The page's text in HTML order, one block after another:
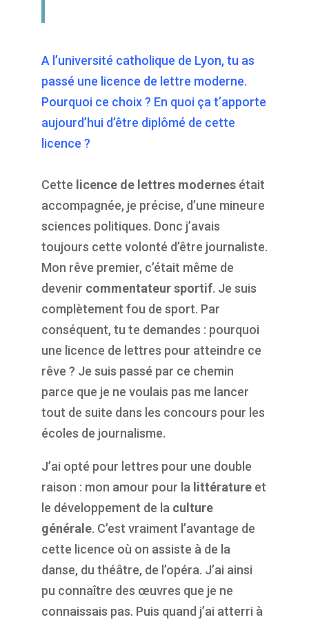
A l’université catholique de Lyon, tu as
passé une licence de lettre moderne.
Pourquoi ce choix ? En quoi ça t’apporte
aujourd’hui d’être diplômé de cette
licence ?
Cette licence de lettres modernesétait
accompagnée, je précise, d’une mineure
sciences politiques. Donc j’avais
toujours cette volonté d’être journaliste.
Mon rêve premier, c’était même de
devenir commentateur sportif. Je suis
complètement fou de sport. Par
conséquent, tu te demandes : pourquoi
une licence de lettres pour atteindre ce
rêve ? Je suis passé par ce chemin
parce que je ne voulais pas me lancer
tout de suite dans les concours pour les
écoles de journalisme.
J’ai opté pour lettres pour une double
raison : mon amour pour la littératureet
le développement de la culture
générale. C’est vraiment l’avantage de
cette licence où on assiste à de la
danse, du théâtre, de l’opéra. J’ai ainsi
pu connaître des œuvres que je ne
connaissais pas. Puis quand j’ai atterri à